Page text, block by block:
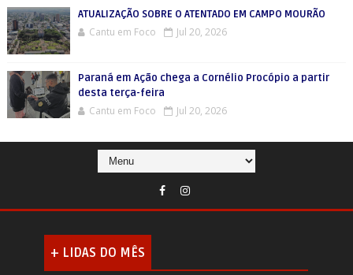
ATUALIZAÇÃO SOBRE O ATENTADO EM CAMPO MOURÃO
Cantu em Foco Jul 20, 2026
Paraná em Ação chega a Cornélio Procópio a partir
desta terça-feira
Cantu em Foco Jul 20, 2026
+ LIDAS DO MÊS